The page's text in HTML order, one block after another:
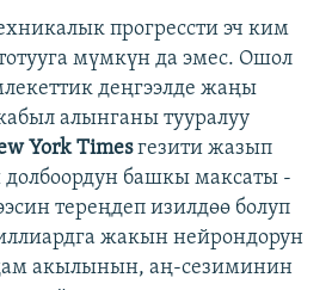
прогрессти эч ким
мүмкүн да эмес. Ошол
деңгээлде жаңы
алынганы тууралуу
York Timesгезити жазып
башкы максаты -
тереңдеп изилдөө болуп
жакын нейрондорун
акылынын, аң-сезиминин